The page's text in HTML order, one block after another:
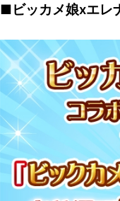
■ビッカメ娘xエレ